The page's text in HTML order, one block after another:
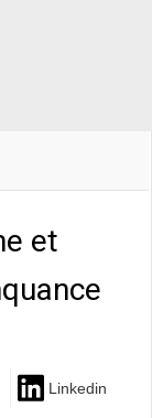
et
Linkedin